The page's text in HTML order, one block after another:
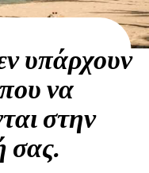
υπάρχουν
να
στην
σας.